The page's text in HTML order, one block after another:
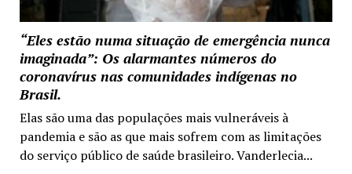
“Eles estão numa situação de emergência nunca
imaginada”: Os alarmantes números do
coronavírus nas comunidades indígenas no
Brasil.
Elas são uma das populações mais vulneráveis à
pandemia e são as que mais sofrem com as limitações
do serviço público de saúde brasileiro. Vanderlecia...